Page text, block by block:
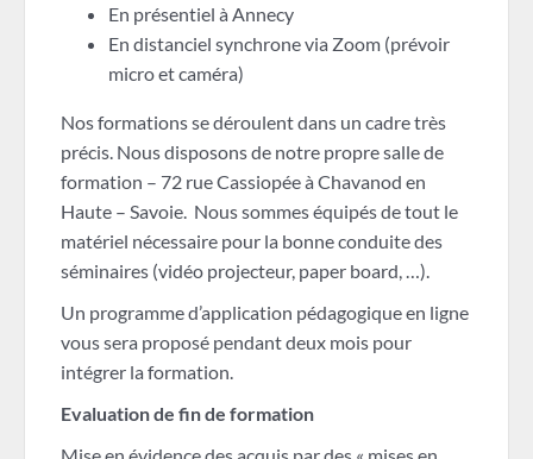
En présentiel à Annecy
En distanciel synchrone via Zoom (prévoir
micro et caméra)
Nos formations se déroulent dans un cadre très
précis. Nous disposons de notre propre salle de
formation – 72 rue Cassiopée à Chavanod en
Haute – Savoie. Nous sommes équipés de tout le
matériel nécessaire pour la bonne conduite des
séminaires (vidéo projecteur, paper board, …).
Un programme d’application pédagogique en ligne
vous sera proposé pendant deux mois pour
intégrer la formation.
Evaluation de fin de formation